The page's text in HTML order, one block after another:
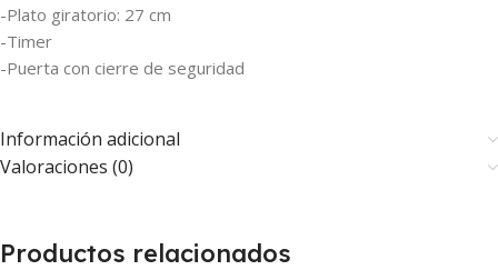
-Plato giratorio: 27 cm
-Timer
-Puerta con cierre de seguridad
Información adicional
Valoraciones (0)
Productos relacionados